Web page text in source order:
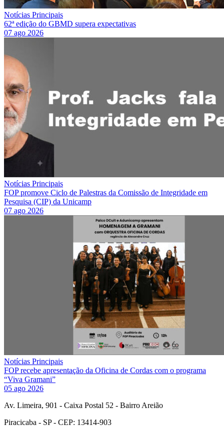
Notícias Principais
62ª edição do GBMD supera expectativas
07 ago 2026
Notícias Principais
FOP promove Ciclo de Palestras da Comissão de Integridade em
Pesquisa (CIP) da Unicamp
07 ago 2026
Notícias Principais
FOP recebe apresentação da Oficina de Cordas com o programa
“Viva Gramani”
05 ago 2026
Av. Limeira, 901 - Caixa Postal 52 - Bairro Areião
Piracicaba - SP - CEP: 13414-903